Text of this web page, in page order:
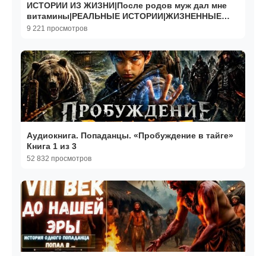
ИСТОРИИ ИЗ ЖИЗНИ|После родов муж дал мне
витамины|РЕАЛЬНЫЕ ИСТОРИИ|ЖИЗНЕННЫЕ
ИСТОРИИ
9 221 просмотров
Аудиокнига. Попаданцы. «Пробуждение в тайге»
Книга 1 из 3
52 832 просмотров